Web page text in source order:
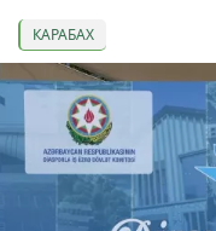
КАРАБАХ